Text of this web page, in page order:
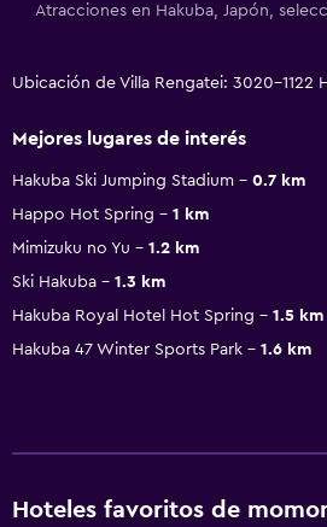
Atracciones en Hakuba, Japón,
Ubicación de Villa Rengatei: 3020-1122
Mejores lugares de interés
Hakuba Ski Jumping Stadium
0.7 km
Happo Hot Spring
1 km
Mimizuku no Yu
1.2 km
Ski Hakuba
1.3 km
Hakuba Royal Hotel Hot Spring
1.5 km
Hakuba 47 Winter Sports Park
1.6 km
Hoteles favoritos de